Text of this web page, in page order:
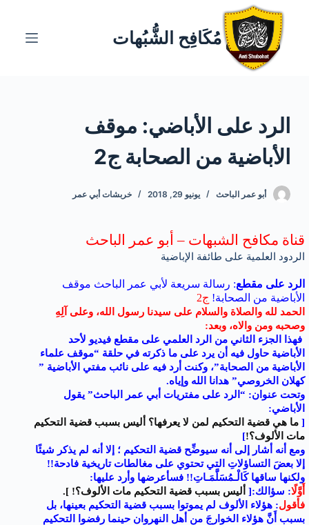
مُكَافِح الشُّبُهات
الرد على الأباضي: موقف
الأباضية من الصحابة ج2
أبو عمر الباحث يونيو 29, 2018 خربشات أبي عمر
قناة مكافح الشبهات – أبو عمر الباحث
الردود العلمية على طائفة الإباضية
الرد على مقطع: رسالة سريعة لأبي عمر الباحث موقف
الأباضية من الصحابة! ج2
الحمد لله والصلاة والسلام على سيدنا رسول الله، وعلى آلِهِ
وصحبه ومن والاه، وبعد:
فهذا الجزء الثاني من الرد العلمي على مقطع فيديو لأحد
الأباضية حاول فيه أن يرد على ما ذكرته في حلقة “موقف علماء
الأباضية من الصحابة”، وكنت أرد فيه على نائب مفتي الأباضية ”
كهلان الخروصي” هدانا الله وإياه.
وتحت عنوان: “الرد على مفتريات أبي عمر الباحث” يقول
الأباضي:
[ ما هي قضية التحكيم لمن لا يعرفها؟ أليس بسبب قضية التحكيم
مات الألوف؟!]
ومع أنه أشار إلى أنه سيوضِّح قضية التحكيم ؛ إلا أنه لم يذكر شيئًا
إلا بعضَ التساؤلاتِ التي تحتوي على مغالطات تاريخية فادحة!!
ولكنها ساقها كَالْـمُسَلَّمَـاتِ!! فسأعرضها وأرد عليها:
أَوَّلًا: سؤالك:[أليس بسبب قضية التحكيم مات الألوف؟! ].
فأقول: هؤلاء الألوف لم يموتوا بسبب قضية التحكيم بعينها، بل
بسبب أَنَّ هؤلاء الخوارجَ من أهل النهروان حينما رفضوا التحكيم